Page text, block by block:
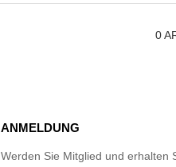
0
ANMELDUNG
Werden Sie Mitglied und erhalten